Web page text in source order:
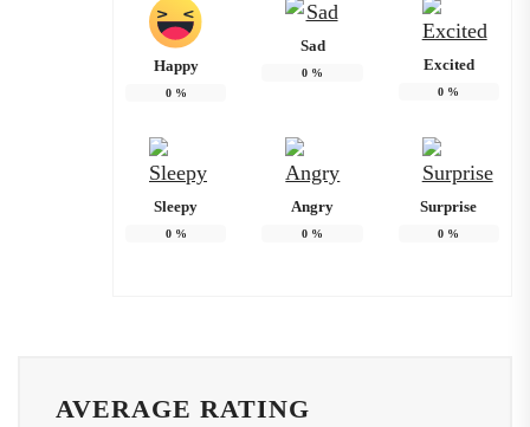
Happy
0%
Sad
0 % Excited
0 %
Sleepy
0%
Angry
0 %
Surprise
0 %
AVERAGE RATING